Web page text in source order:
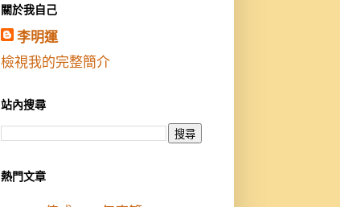
關於我自己
李明運
檢視我的完整簡介
站內搜尋
熱門文章